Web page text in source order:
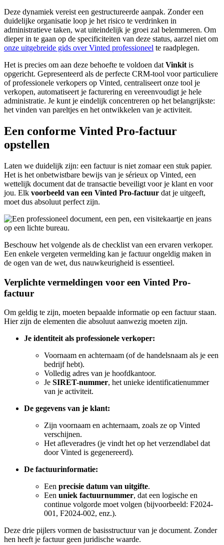
Deze dynamiek vereist een gestructureerde aanpak. Zonder een
duidelijke organisatie loop je het risico te verdrinken in
administratieve taken, wat uiteindelijk je groei zal belemmeren. Om
dieper in te gaan op de specificiteiten van deze status, aarzel niet om
onze uitgebreide gids over Vinted professioneel te raadplegen.
Het is precies om aan deze behoefte te voldoen dat Vinkit is
opgericht. Gepresenteerd als de perfecte CRM-tool voor particuliere
of professionele verkopers op Vinted, centraliseert onze tool je
verkopen, automatiseert je facturering en vereenvoudigt je hele
administratie. Je kunt je eindelijk concentreren op het belangrijkste:
het vinden van pareltjes en het ontwikkelen van je activiteit.
Een conforme Vinted Pro-factuur
opstellen
Laten we duidelijk zijn: een factuur is niet zomaar een stuk papier.
Het is het onbetwistbare bewijs van je sérieux op Vinted, een
wettelijk document dat de transactie beveiligt voor je klant en voor
jou. Elk voorbeeld van een Vinted Pro-factuur dat je uitgeeft,
moet dus absoluut perfect zijn.
Beschouw het volgende als de checklist van een ervaren verkoper.
Een enkele vergeten vermelding kan je factuur ongeldig maken in
de ogen van de wet, dus nauwkeurigheid is essentieel.
Verplichte vermeldingen voor een Vinted Pro-
factuur
Om geldig te zijn, moeten bepaalde informatie op een factuur staan.
Hier zijn de elementen die absoluut aanwezig moeten zijn.
Je identiteit als professionele verkoper:
Voornaam en achternaam (of de handelsnaam als je een
bedrijf hebt).
Volledig adres van je hoofdkantoor.
Je SIRET-nummer, het unieke identificatienummer
van je activiteit.
De gegevens van je klant:
Zijn voornaam en achternaam, zoals ze op Vinted
verschijnen.
Het afleveradres (je vindt het op het verzendlabel dat
door Vinted is gegenereerd).
De factuurinformatie:
Een precisie datum van uitgifte.
Een uniek factuurnummer, dat een logische en
continue volgorde moet volgen (bijvoorbeeld: F2024-
001, F2024-002, enz.).
Deze drie pijlers vormen de basisstructuur van je document. Zonder
hen heeft je factuur geen juridische waarde.